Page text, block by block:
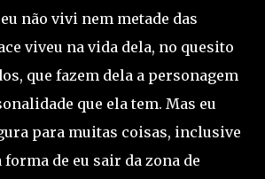
não vivi nem metade das
viveu na vida dela, no quesito
que fazem dela a personagem
que ela tem. Mas eu
para muitas coisas, inclusive
de eu sair da zona de